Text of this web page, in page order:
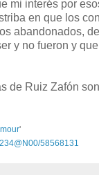
mi interés por
en que los
abandonados,
y no fueron y
de Ruiz Zafón
'
58568131